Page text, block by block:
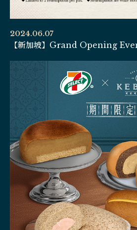
2024.06.07
【新加坡】Grand Opening